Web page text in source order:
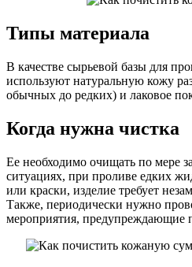
Типы материала
В качестве сырьевой базы для
используют натуральную кожу
обычных до редких) и лаковое
Когда нужна чистка
Ее необходимо очищать по мере
ситуациях, при проливе едких
или краски, изделие требует
Также, периодически нужно
мероприятия, предупреждающие